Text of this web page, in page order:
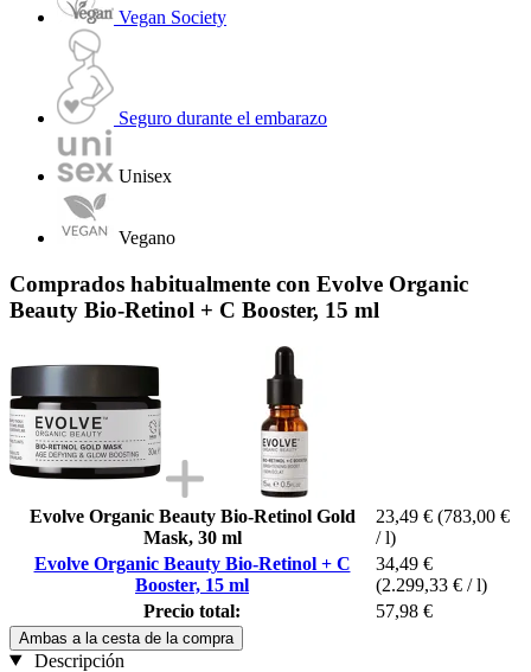
Vegan Society
Seguro durante el embarazo
Unisex
Vegano
Comprados habitualmente con Evolve Organic
Beauty Bio-Retinol + C Booster, 15 ml
Evolve Organic Beauty Bio-Retinol Gold
Mask, 30 ml
23,49 € (783,00 €
/ l)
Evolve Organic Beauty Bio-Retinol + C
Booster, 15 ml
34,49 €
(2.299,33 € / l)
Precio total:
57,98 €
Ambas a la cesta de la compra
Descripción